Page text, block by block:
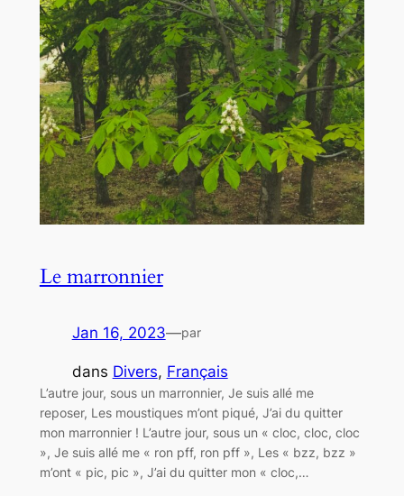
Le marronnier
Jan 16, 2023—par
dans Divers, Français
L’autre jour, sous un marronnier, Je suis allé me
reposer, Les moustiques m’ont piqué, J’ai du quitter
mon marronnier ! L’autre jour, sous un « cloc, cloc, cloc
», Je suis allé me « ron pff, ron pff », Les « bzz, bzz »
m’ont « pic, pic », J’ai du quitter mon « cloc,…